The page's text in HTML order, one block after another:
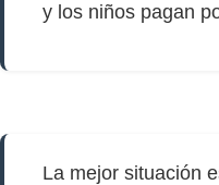
y los niños pagan
La mejor situación